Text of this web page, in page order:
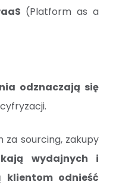
(Platform as a
odznaczają się
za sourcing, zakupy
wydajnych i
klientom odnieść